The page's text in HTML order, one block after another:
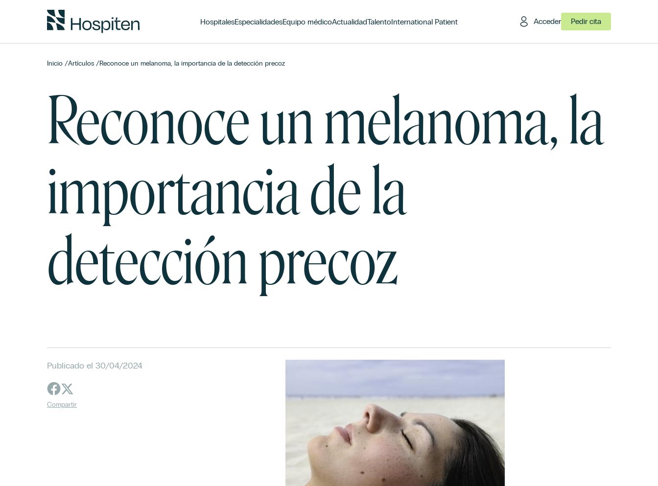
HospitalesEspecialidadesEquipo médicoActualidadTalentoInternational Patient Acceder Pedir cita
Inicio /Artículos /Reconoce un melanoma, la importancia de la detección precoz
Reconoce un melanoma, la
importancia de la
detección precoz
Publicado el 30/04/2024
Compartir